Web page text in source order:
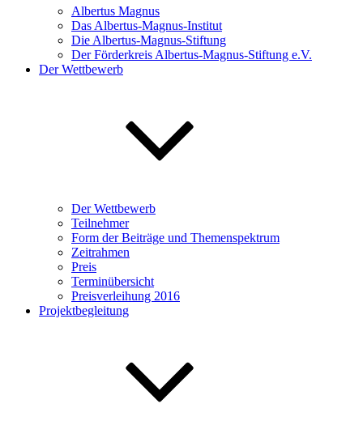
Albertus Magnus
Das Albertus-Magnus-Institut
Die Albertus-Magnus-Stiftung
Der Förderkreis Albertus-Magnus-Stiftung e.V.
Der Wettbewerb
Der Wettbewerb
Teilnehmer
Form der Beiträge und Themenspektrum
Zeitrahmen
Preis
Terminübersicht
Preisverleihung 2016
Projektbegleitung